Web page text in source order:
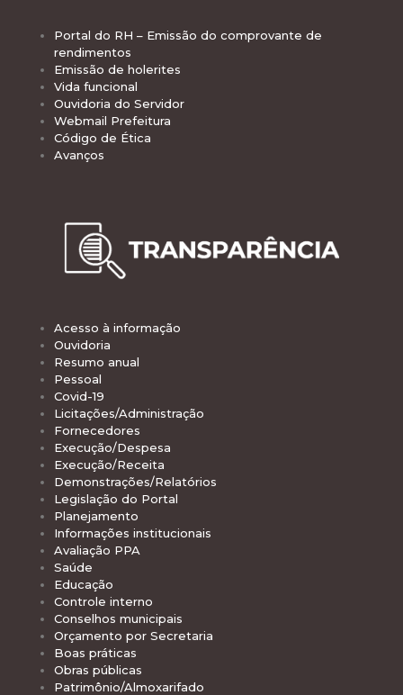
Portal do RH – Emissão do comprovante de
rendimentos
Emissão de holerites
Vida funcional
Ouvidoria do Servidor
Webmail Prefeitura
Código de Ética
Avanços
Acesso à informação
Ouvidoria
Resumo anual
Pessoal
Covid-19
Licitações/Administração
Fornecedores
Execução/Despesa
Execução/Receita
Demonstrações/Relatórios
Legislação do Portal
Planejamento
Informações institucionais
Avaliação PPA
Saúde
Educação
Controle interno
Conselhos municipais
Orçamento por Secretaria
Boas práticas
Obras públicas
Patrimônio/Almoxarifado